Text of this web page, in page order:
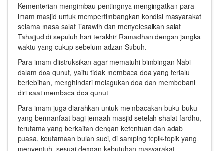
Kementerian mengimbau pentingnya mengingatkan para
imam masjid untuk mempertimbangkan kondisi masyarakat
selama masa salat Tarawih dan menyelesaikan salat
Tahajjud di sepuluh hari terakhir Ramadhan dengan jangka
waktu yang cukup sebelum adzan Subuh.
Para imam diistruksikan agar mematuhi bimbingan Nabi
dalam doa qunut, yaitu tidak membaca doa yang terlalu
berlebihan, menghindari melagukan doa dan membebani
diri saat membaca doa qunut.
Para imam juga diarahkan untuk membacakan buku-buku
yang bermanfaat bagi jemaah masjid setelah shalat fardhu,
terutama yang berkaitan dengan ketentuan dan adab
puasa, keutamaan bulan suci, di samping topik-topik yang
menyentuh, sesuai dengan kebutuhan masyarakat.